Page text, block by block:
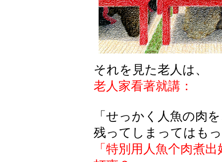
それを見た老人は、
老人家看著就講：
「せっかく人魚の肉
残ってしまってはも
「特別用人魚个肉煮